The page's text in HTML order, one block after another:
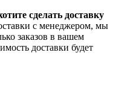
сделать доставку
с менеджером, мы
заказов в вашем
доставки будет